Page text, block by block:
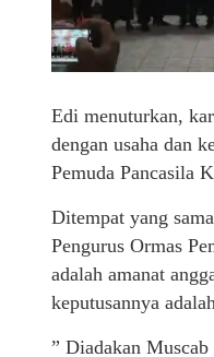
Edi menuturkan,
dengan usaha dan
Pemuda Pancasila
Ditempat yang
Pengurus Ormas
adalah amanat
keputusannya
” Diadakan